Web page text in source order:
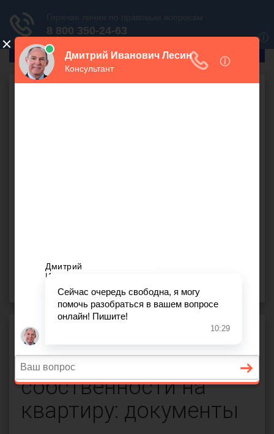
ГлавПрав
СПРОСИТЬ
Гражданское право
Регистрация
собственности на
квартиру: документы